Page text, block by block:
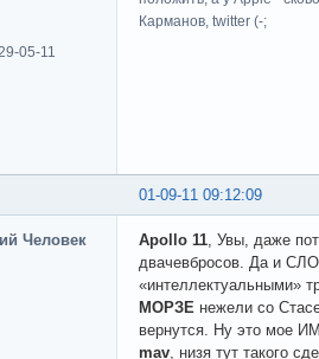
05-11
Карманов, twitter (-;
01-09-11 09:12:09
Человек Apollo 11 , Увы, даже
двачевбросов. Да и
«интеллектуальными»
МОРЗЕ нежели со
вернутся. Ну это мое
mav , низя тут такого